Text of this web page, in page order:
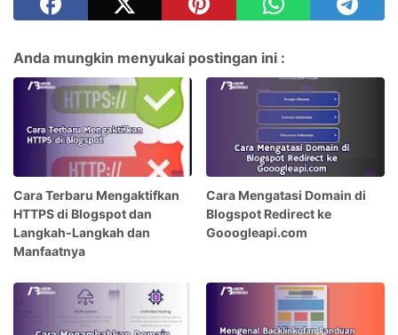
Anda mungkin menyukai postingan ini :
Cara Terbaru Mengaktifkan
HTTPS di Blogspot dan
Langkah-Langkah dan
Manfaatnya
Cara Mengatasi Domain di
Blogspot Redirect ke
Gooogleapi.com